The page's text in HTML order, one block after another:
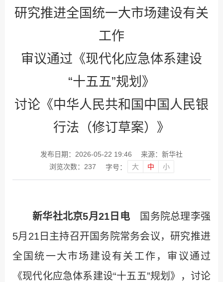
研究推进全国统一大市场建设有关
工作
审议通过《现代化应急体系建设
“十五五”规划》
讨论《中华人民共和国中国人民银
行法（修订草案）》
发布日期：2026-05-22 19:46
来源：新华社
浏览次数： 237 字号： 大 中 小
新华社北京5月21日电国务院总理李强
5月21日主持召开国务院常务会议，研究推进
全国统一大市场建设有关工作，审议通过
《现代化应急体系建设“十五五”规划》，讨论